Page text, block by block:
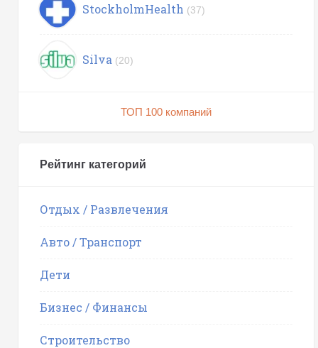
StockholmHealth (37)
Silva (20)
ТОП 100 компаний
Рейтинг категорий
Отдых / Развлечения
Авто / Транспорт
Дети
Бизнес / Финансы
Строительство